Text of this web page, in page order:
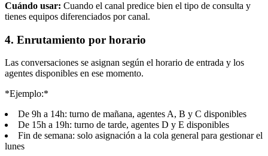
Cuándo usar: Cuando el canal predice bien el tipo de consulta y
tienes equipos diferenciados por canal.
4. Enrutamiento por horario
Las conversaciones se asignan según el horario de entrada y los
agentes disponibles en ese momento.
*Ejemplo:*
De 9h a 14h: turno de mañana, agentes A, B y C disponibles
De 15h a 19h: turno de tarde, agentes D y E disponibles
Fin de semana: solo asignación a la cola general para gestionar el
lunes